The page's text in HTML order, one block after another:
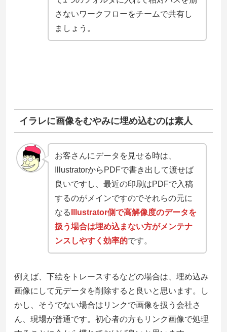
さないワークフローをチームで共有し
ましょう。
イラレに画像をむやみに埋め込むのは素人
お客さんにデータを見せる時は、
IllustratorからPDFで書き出して渡せば
良いですし、最近の印刷はPDFで入稿
するのがメインですのでそれらの元に
なる
Illustrator側で高解像度のデータを
扱う場合は埋め込まない方がメンテナ
ンスしやすく効率的です。
例えば、下絵をトレースするなどの場合は、埋め込み
画像にして元データを削除すると良いと思います。し
かし、そうでない場合はリンクで画像を扱う会社さ
ん、現場が普通です。初心者の方もリンク画像で処理